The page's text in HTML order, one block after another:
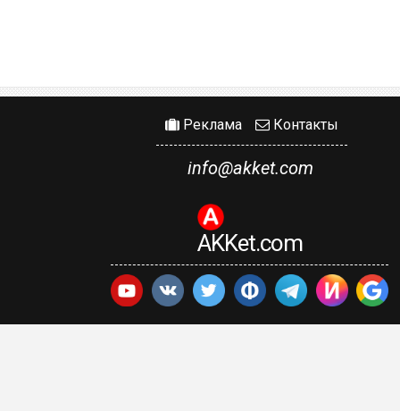
Реклама Контакты
info@akket.com
AKKet.com